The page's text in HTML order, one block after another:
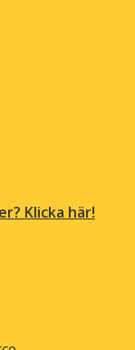
Klicka här!